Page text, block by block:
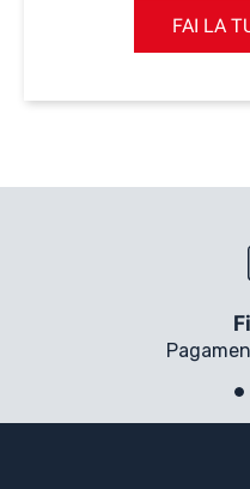
FAI LA